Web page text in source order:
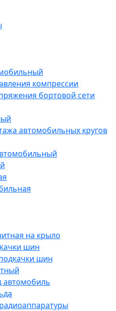
компрессии
бортовой сети
автомобильных кругов
на крыло
шин
шин
автомобиль